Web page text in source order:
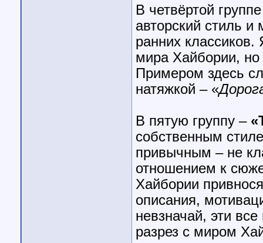
В четвёртой
авторский стиль и
ранних
мира Хайбории,
Примером здесь
натяжкой – «
В пятую группу –
собственным
привычным – не
отношением к
Хайбории
описания,
невзначай, эти
разрез с миром